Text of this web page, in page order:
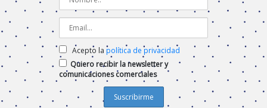
Acepto la política de privacidad
Quiero recibir la newsletter y
comunicaciones comerciales